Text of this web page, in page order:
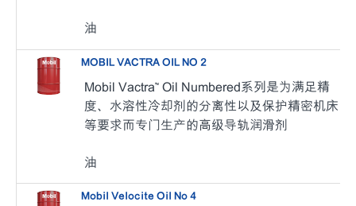
油
MOBIL VACTRA OIL NO 2
Mobil Vactra™ Oil Numbered系列是为满足精
度、水溶性冷却剂的分离性以及保护精密机床
等要求而专门生产的高级导轨润滑剂
油
Mobil Velocite Oil No 4